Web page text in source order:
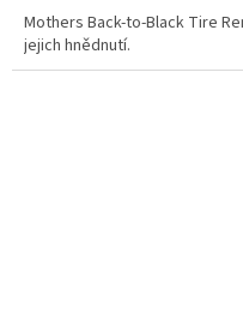
Mothers Back-to-Black Tire
jejich hnědnutí.